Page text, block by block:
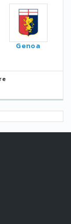
Genoa